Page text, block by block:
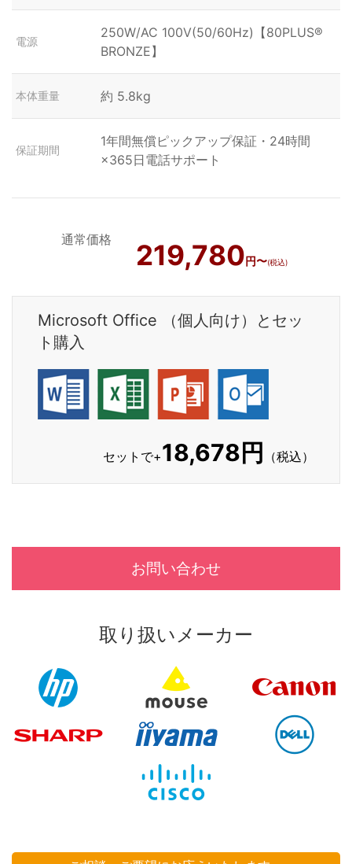
電源
250W/AC 100V(50/60Hz)【80PLUS®
BRONZE】
本体重量 約 5.8kg
保証期間
1年間無償ピックアップ保証・24時間
×365日電話サポート
通常価格 219,780円〜(税込)
Microsoft Office （個人向け）とセッ
ト購入
セットで+18,678円 （税込）
お問い合わせ
取り扱いメーカー